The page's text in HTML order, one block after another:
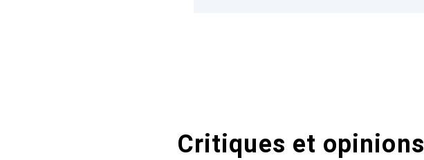
Critiques et opinions